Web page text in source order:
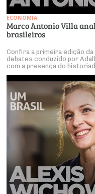
ECONOMIA
Marco Antonio Villa
brasileiros
Confira a primeira edição
debates conduzido por
com a presença do